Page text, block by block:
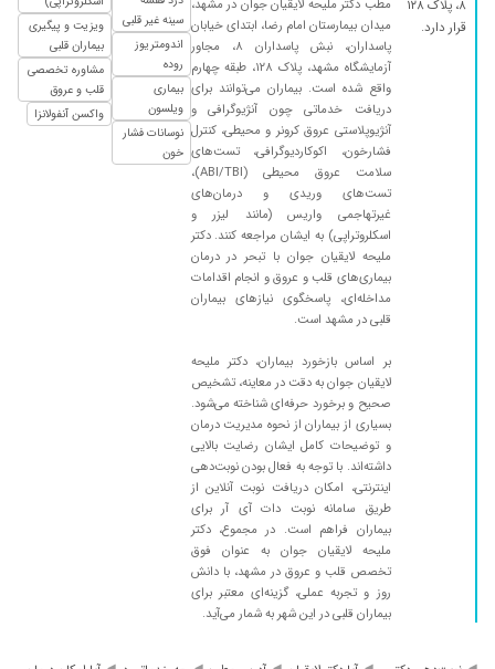
دادند و تشخیص ایشان عالی بود
تپش قلب داشتم با تجویزایشون خوب شدم ۱۴۰۴/۰۷/۲۷
بسیار دکتر عالی و در حرفه خود فوق تخصص.
مهربان و در یک نسخه مشکل ما حل شد.
۱۴۰۲/۱۰/۲۵
خیلی خوب و مهربان و دقیق بودند ۱۴۰۴/۱۱/۲۷
بسیار انسان شریف
بسیار محترم و با علم ،خیلی در کارشون وارد هستن
واقعا ممنونم ازشون
به علت نوسان درفشارخون ودرد قفسه ی سینه به
خانم دکتر لایقیان مراجعه کردم باتوجه به نوار قلب
واکوی قلب که انجام دادن تشخیص گرقتگی عروق
رو دادند و بعد از آنژیوپلاستی خداروشکر حالم
خیلیی خوب شد. خانوم دکتر بسیار صبور و دلسوز
بودند. با تشکر از ایشون و خدمات خوبشون در
مطب.
خانم برای ما آنژیو انجام دادند و الآنم تحت نظر
ایشان هستیم و ایشان پزشک حاذقی هستند
توسط ایشون آنژیو شدم بسیار صبور وباحوصله
هستن
بسیار با تجربه و با معلومات هستند من برای مشکل
قلبی به ایشان مراجعه کردم ولی با معاینه ایشان
متوجه شدم که به یک بیماری سیستم خودایمنی
مبتلا هستم و تحت درمان هستم به خاطر
۸، پلاک ۱۲۸
قرار دارد.
مطب دکتر ملیحه لایقیان جوان در مشهد،
میدان بیمارستان امام رضا، ابتدای خیابان
پاسداران، نبش پاسداران ۸، مجاور
آزمایشگاه مشهد، پلاک ۱۲۸، طبقه چهارم
واقع شده است. بیماران می‌توانند برای
دریافت خدماتی چون آنژیوگرافی و
آنژیوپلاستی عروق کرونر و محیطی، کنترل
فشارخون، اکوکاردیوگرافی، تست‌های
سلامت عروق محیطی (ABI/TBI)،
تست‌های وریدی و درمان‌های
غیرتهاجمی واریس (مانند لیزر و
اسکلروتراپی) به ایشان مراجعه کنند. دکتر
ملیحه لایقیان جوان با تبحر در درمان
بیماری‌های قلب و عروق و انجام اقدامات
مداخله‌ای، پاسخگوی نیازهای بیماران
قلبی در مشهد است.
بر اساس بازخورد بیماران، دکتر ملیحه
لایقیان جوان به دقت در معاینه، تشخیص
صحیح و برخورد حرفه‌ای شناخته می‌شود.
بسیاری از بیماران از نحوه مدیریت درمان
و توضیحات کامل ایشان رضایت بالایی
داشته‌اند. با توجه به فعال بودن نوبت‌دهی
اینترنتی، امکان دریافت نوبت آنلاین از
طریق سامانه نوبت دات آی آر برای
بیماران فراهم است. در مجموع، دکتر
ملیحه لایقیان جوان به عنوان فوق
تخصص قلب و عروق در مشهد، با دانش
روز و تجربه عملی، گزینه‌ای معتبر برای
بیماران قلبی در این شهر به شمار می‌آید.
سینه غیر قلبی
اندومتریوز
روده
بیماری
ویلسون
نوسانات فشار
خون
ویزیت و پیگیری
بیماران قلبی
مشاوره تخصصی
قلب و عروق
واکسن آنفولانزا